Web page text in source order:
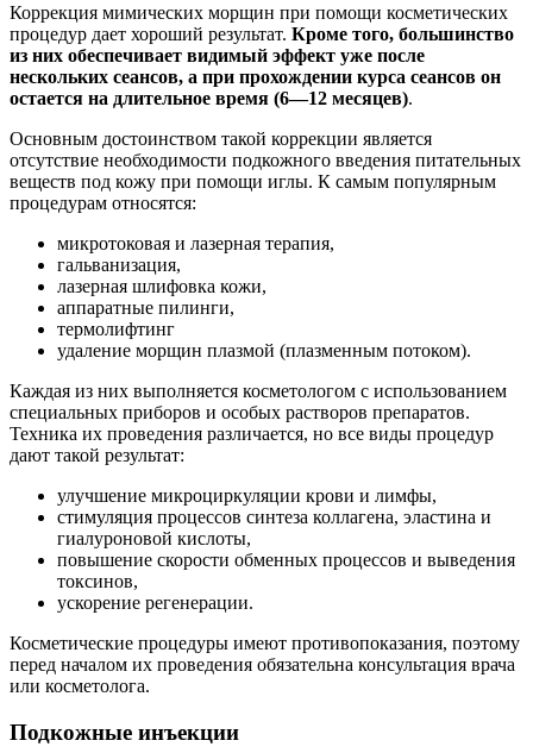
Коррекция мимических морщин при помощи косметических
процедур дает хороший результат. Кроме того, большинство
из них обеспечивает видимый эффект уже после
нескольких сеансов, а при прохождении курса сеансов он
остается на длительное время (6—12 месяцев).
Основным достоинством такой коррекции является
отсутствие необходимости подкожного введения питательных
веществ под кожу при помощи иглы. К самым популярным
процедурам относятся:
микротоковая и лазерная терапия,
гальванизация,
лазерная шлифовка кожи,
аппаратные пилинги,
термолифтинг
удаление морщин плазмой (плазменным потоком).
Каждая из них выполняется косметологом с использованием
специальных приборов и особых растворов препаратов.
Техника их проведения различается, но все виды процедур
дают такой результат:
улучшение микроциркуляции крови и лимфы,
стимуляция процессов синтеза коллагена, эластина и
гиалуроновой кислоты,
повышение скорости обменных процессов и выведения
токсинов,
ускорение регенерации.
Косметические процедуры имеют противопоказания, поэтому
перед началом их проведения обязательна консультация врача
или косметолога.
Подкожные инъекции